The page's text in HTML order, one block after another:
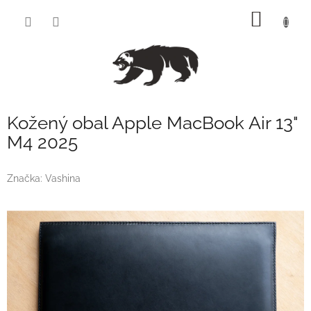
Kožený obal Apple MacBook Air 13"
M4 2025
Značka: Vashina